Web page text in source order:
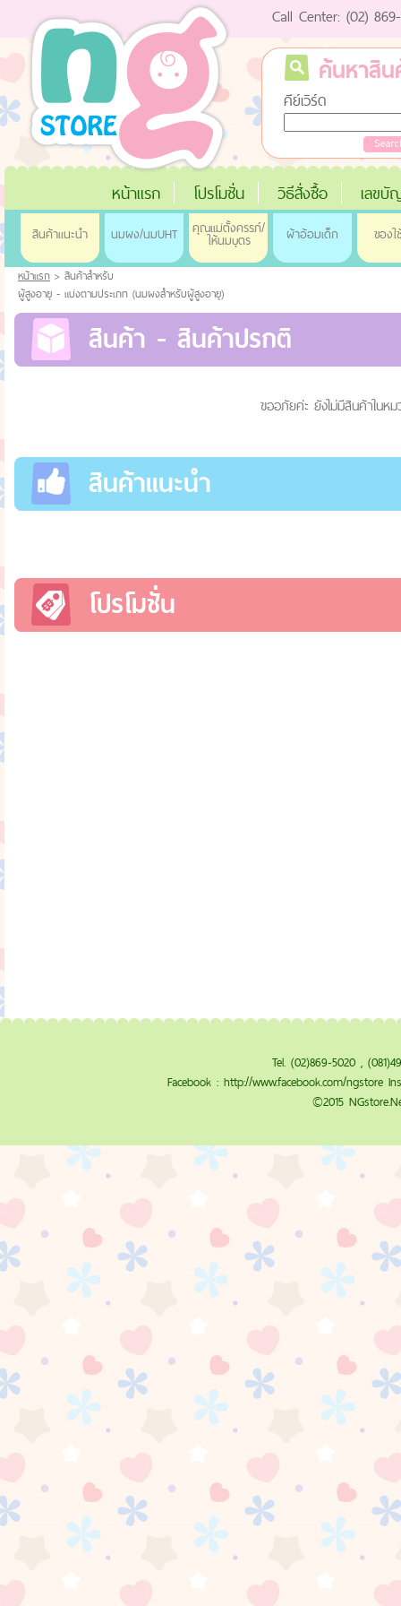
Call Center: (02)
ค้นหาสิน
คีย์เวิร์ด
หน้าแรก โปรโมชั่น วิธีสั่งซื้อ เลขบั
สินค้าแนะนำ นมผง/นมUHT คุณแม่ตั้งครรภ์/
ให้นมบุตร ผ้าอ้อมเด็ก ของใ
หน้าแรก > สินค้าสำหรับ
ผู้สูงอายุ - แบ่งตามประเภท (นมผงสำหรับผู้สูงอายุ)
สินค้า - สินค้าปรกติ
ขออภัยค่ะ ยังไม่มีสินค้าในห
สินค้าแนะนำ
โปรโมชั่น
Tel. (02)869-5020 ,
Facebook : http://www.facebook.com/ngstore
©2015